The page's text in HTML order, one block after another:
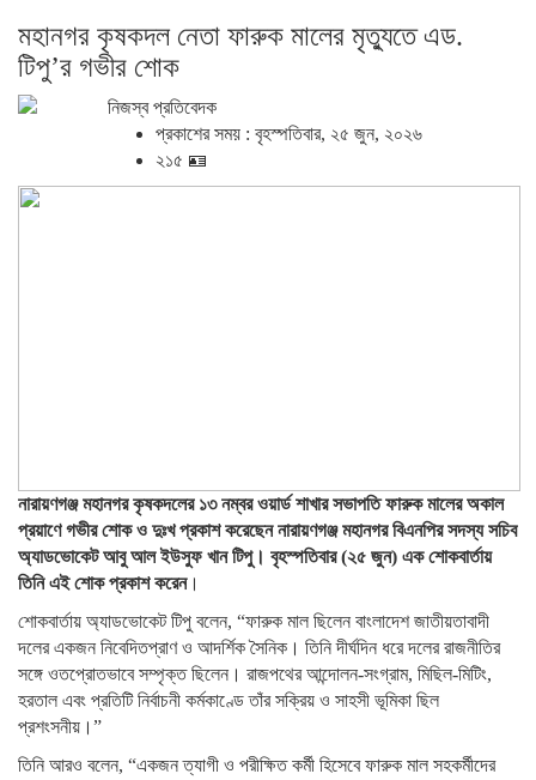
মহানগর কৃষকদল নেতা ফারুক মালের মৃত্যুতে এড.
টিপু’র গভীর শোক
নিজস্ব প্রতিবেদক
প্রকাশের সময় : বৃহস্পতিবার, ২৫ জুন, ২০২৬
২১৫ 🪪
নারায়ণগঞ্জ মহানগর কৃষকদলের ১৩ নম্বর ওয়ার্ড শাখার সভাপতি ফারুক মালের অকাল
প্রয়াণে গভীর শোক ও দুঃখ প্রকাশ করেছেন নারায়ণগঞ্জ মহানগর বিএনপির সদস্য সচিব
অ্যাডভোকেট আবু আল ইউসুফ খান টিপু। বৃহস্পতিবার (২৫ জুন) এক শোকবার্তায়
তিনি এই শোক প্রকাশ করেন।
শোকবার্তায় অ্যাডভোকেট টিপু বলেন, “ফারুক মাল ছিলেন বাংলাদেশ জাতীয়তাবাদী
দলের একজন নিবেদিতপ্রাণ ও আদর্শিক সৈনিক। তিনি দীর্ঘদিন ধরে দলের রাজনীতির
সঙ্গে ওতপ্রোতভাবে সম্পৃক্ত ছিলেন। রাজপথের আন্দোলন-সংগ্রাম, মিছিল-মিটিং,
হরতাল এবং প্রতিটি নির্বাচনী কর্মকাণ্ডে তাঁর সক্রিয় ও সাহসী ভূমিকা ছিল
প্রশংসনীয়।”
তিনি আরও বলেন, “একজন ত্যাগী ও পরীক্ষিত কর্মী হিসেবে ফারুক মাল সহকর্মীদের